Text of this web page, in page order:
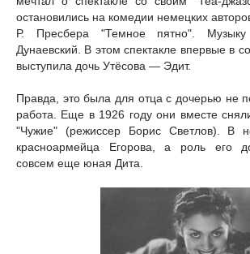
остановились на комедии немецких
Р. Пресбера "Темное пятно".
Дунаевский. В этом спектакле впервые в
выступила дочь Утёсова — Эдит.
Правда, это была для отца с дочерью не
работа. Еще в 1926 году они вместе
"Чужие" (режиссер Борис Светлов). В
красноармейца Егорова, а роль его
совсем еще юная Дита.